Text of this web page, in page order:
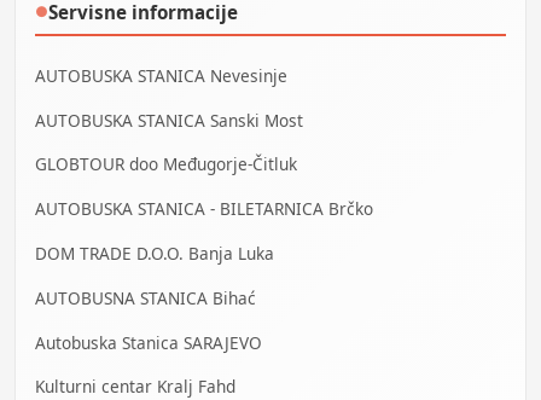
●Servisne informacije
AUTOBUSKA STANICA Nevesinje
AUTOBUSKA STANICA Sanski Most
GLOBTOUR doo Međugorje-Čitluk
AUTOBUSKA STANICA - BILETARNICA Brčko
DOM TRADE D.O.O. Banja Luka
AUTOBUSNA STANICA Bihać
Autobuska Stanica SARAJEVO
Kulturni centar Kralj Fahd